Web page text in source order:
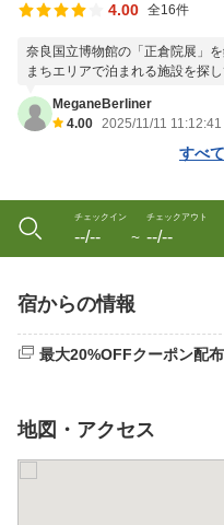
4.00 全16件
奈良国立博物館の「正倉院展」
まちエリアで泊まれる施設を探
MeganeBerliner
4.00 2025/11/11 11:12:41
すべ
チェックイン
--/-- 〜
チェックアウト
--/--
宿からの情報
最大20%OFFクーポン配布
地図・アクセス